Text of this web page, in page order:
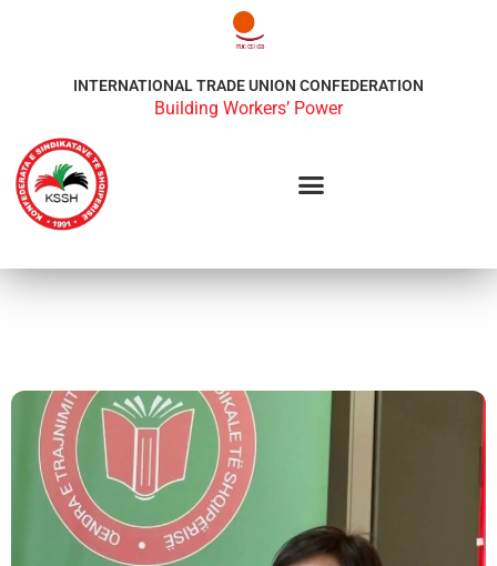
INTERNATIONAL TRADE UNION CONFEDERATION
Building Workers’ Power